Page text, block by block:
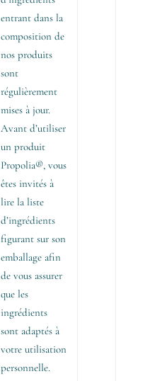
entrant dans la
composition de
nos produits
sont
régulièrement
mises à jour.
Avant d’utiliser
un produit
Propolia®, vous
êtes invités à
lire la liste
d’ingrédients
figurant sur son
emballage afin
de vous assurer
que les
ingrédients
sont adaptés à
votre utilisation
personnelle.